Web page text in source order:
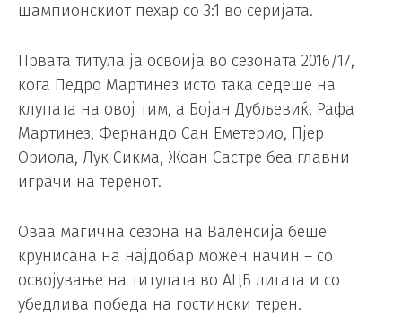
шампионскиот пехар со 3:1 во серијата.
Првата титула ја освоија во сезоната 2016/17,
кога Педро Мартинез исто така седеше на
клупата на овој тим, а Бојан Дубљевиќ, Рафа
Мартинез, Фернандо Сан Еметерио, Пјер
Ориола, Лук Сикма, Жоан Састре беа главни
играчи на теренот.
Оваа магична сезона на Валенсија беше
крунисана на најдобар можен начин – со
освојување на титулата во АЦБ лигата и со
убедлива победа на гостински терен.